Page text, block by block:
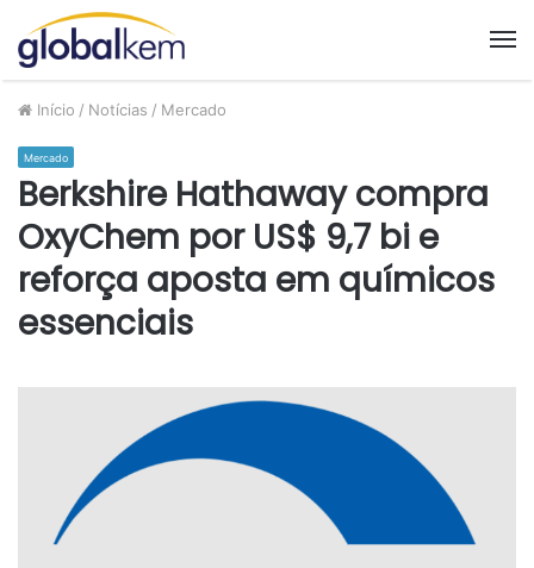
Início / Notícias / Mercado
Mercado
Berkshire Hathaway compra
OxyChem por US$ 9,7 bi e
reforça aposta em químicos
essenciais